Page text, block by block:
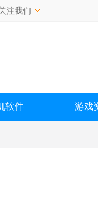
注我们
软件 游戏